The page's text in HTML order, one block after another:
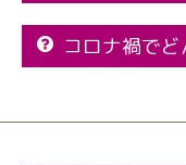
コロナ禍で